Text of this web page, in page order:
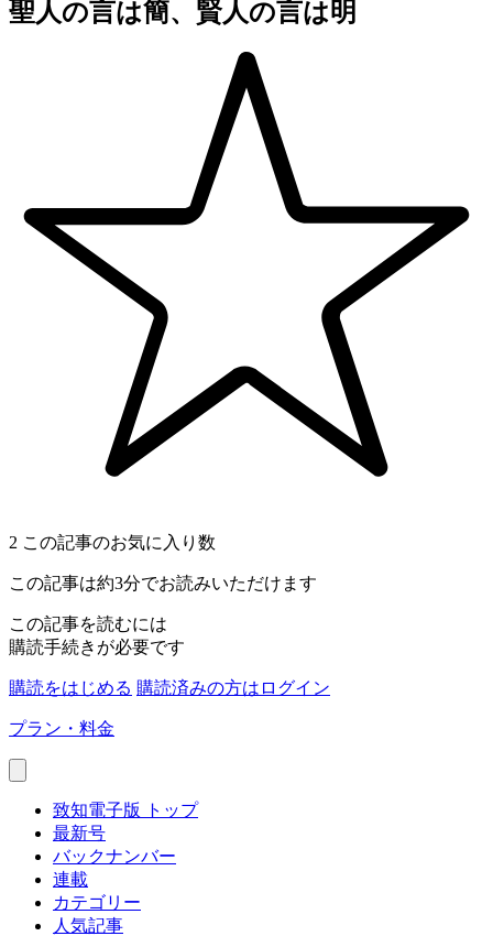
聖人の言は簡、賢人の言は明
2 この記事のお気に入り数
この記事は約3分でお読みいただけます
この記事を読むには
購読手続きが必要です
購読をはじめる 購読済みの方はログイン
プラン・料金
致知電子版 トップ
最新号
バックナンバー
連載
カテゴリー
人気記事